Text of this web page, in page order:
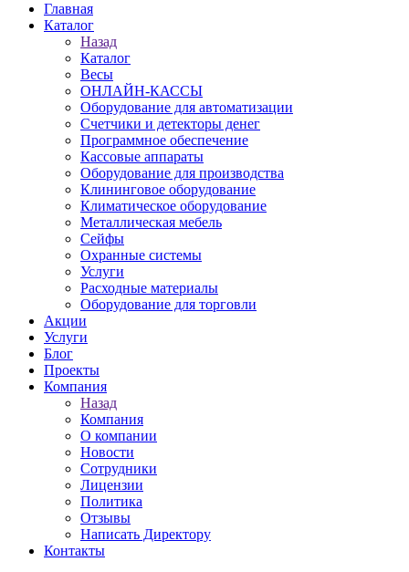
Главная
Каталог
Назад
Каталог
Весы
ОНЛАЙН-КАССЫ
Оборудование для автоматизации
Счетчики и детекторы денег
Программное обеспечение
Кассовые аппараты
Оборудование для производства
Клининговое оборудование
Климатическое оборудование
Металлическая мебель
Сейфы
Охранные системы
Услуги
Расходные материалы
Оборудование для торговли
Акции
Услуги
Блог
Проекты
Компания
Назад
Компания
О компании
Новости
Сотрудники
Лицензии
Политика
Отзывы
Написать Директору
Контакты